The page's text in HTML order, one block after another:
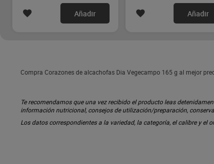
Añadir Añadir
Compra Corazones de alcachofas Dia Vegecampo 165 g al mejor
Te recomendamos que una vez recibido el producto leas
información nutricional, consejos de utilización/preparación,
Los datos correspondientes a la variedad, la categoría, el calibre y el